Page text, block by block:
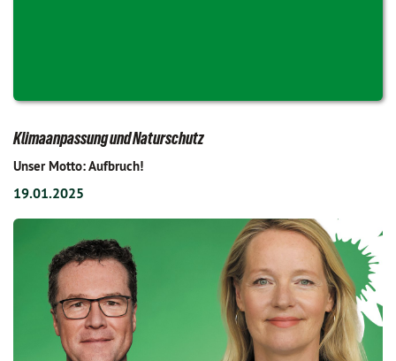
Klimaanpassung und Naturschutz
Unser Motto: Aufbruch!
19.01.2025